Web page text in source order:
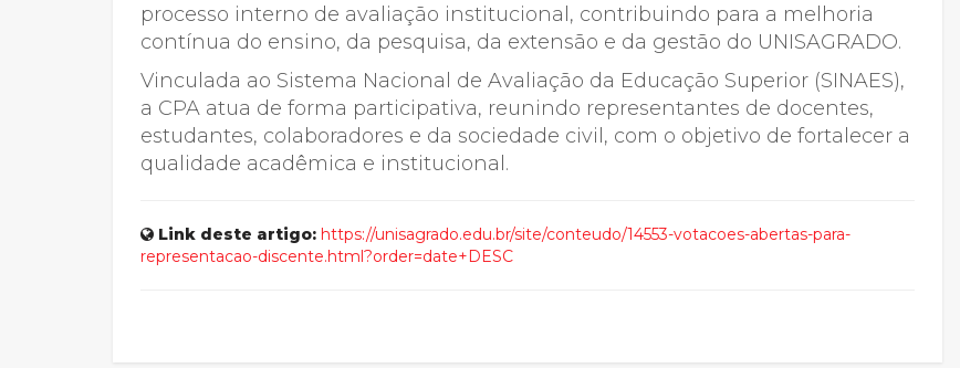
processo interno de avaliação institucional, contribuindo para a melhoria
contínua do ensino, da pesquisa, da extensão e da gestão do UNISAGRADO.
Vinculada ao Sistema Nacional de Avaliação da Educação Superior (SINAES),
a CPA atua de forma participativa, reunindo representantes de docentes,
estudantes, colaboradores e da sociedade civil, com o objetivo de fortalecer a
qualidade acadêmica e institucional.
Link deste artigo: https://unisagrado.edu.br/site/conteudo/14553-votacoes-abertas-para-
representacao-discente.html?order=date+DESC